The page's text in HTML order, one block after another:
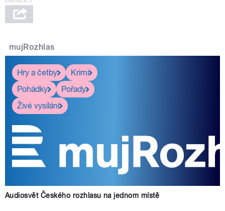
mujRozhlas
Hry a četby
Krimi
Pohádky
Pořady
Živé vysílání
Audiosvět Českého rozhlasu na jednom místě